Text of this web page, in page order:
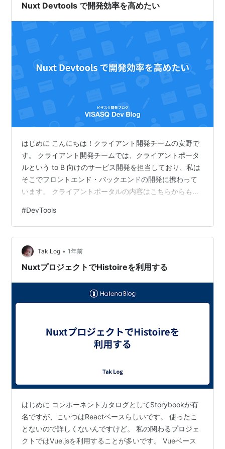
Nuxt Devtools で開発効率を高めたい
はじめに こんにちは！クライアント開発チームの安野で
す。 クライアント開発チームでは、クライアントポータ
ルという to B 向けのサービス開発を担当しており、私は
そこでフロントエンド・バックエンドの開発に携わって
います。 クライアントポータルの内容はこちらからも確
と幸いです！ square.visasq.com そんなクライアント開
発チームですが、先日 Nuxt の更新を行いました。
tech.visasq.com 更新に伴ってNuxt Devtools も利用可
能となったため、それが持つ機能やどんなことができる
のか調べてみました。 Nuxt …
#DevTools
Tak Log • 1年前
NuxtプロジェクトでHistoireを利用する
はじめに コンポーネントカタログとしてStorybookが有
名ですが、こいつはReactベースらしいです。 使ったこ
とないので詳しくないんですけど。 私の関わるプロジェ
クトではVue.jsを利用することが多いです。 Vueベース